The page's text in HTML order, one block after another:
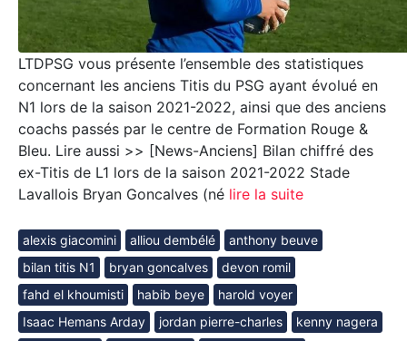
LTDPSG vous présente l’ensemble des statistiques
concernant les anciens Titis du PSG ayant évolué en
N1 lors de la saison 2021-2022, ainsi que des anciens
coachs passés par le centre de Formation Rouge &
Bleu. Lire aussi >> [News-Anciens] Bilan chiffré des
ex-Titis de L1 lors de la saison 2021-2022 Stade
Lavallois Bryan Goncalves (né lire la suite
alexis giacomini alliou dembélé
anthony beuve
bilan titis N1
bryan goncalves
devon romil
fahd el khoumisti
habib beye
harold voyer
Isaac Hemans Arday
jordan pierre-charles kenny nagera